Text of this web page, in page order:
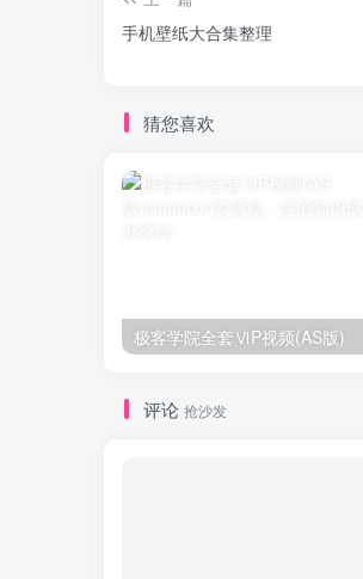
手机壁纸大合集整理
猜您喜欢
极客学院全套ⅥP视频(AS版)
评论 抢沙发